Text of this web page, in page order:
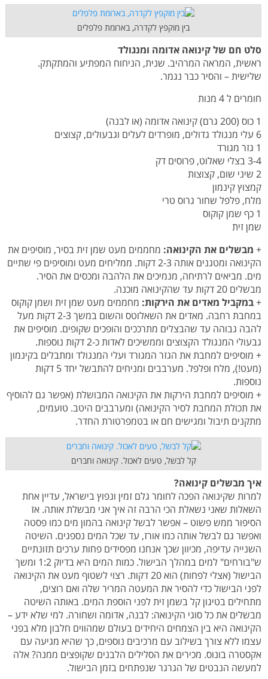
בין מוקפץ לקדרה, בארומת פלפלים
סלט חם של קינואה אדומה ומנגולד
ראשית, המראה המרהיב. שנית, הניחוח המפתיע והמתקתק.
שלישית – והסיר כבר נגמר.
חומרים ל 4 מנות
1 כוס (200 גרם) קינואה אדומה (או לבנה)
6 עלי מנגולד גדולים, מופרדים לעלים וגבעולים, קצוצים
1 גזר מגורד
3-4 בצלי שאלוט, פרוסים דק
2 שיני שום, קצוצות
קמצוץ קינמון
מלח, פלפל שחור גרוס טרי
1 כף שמן קוקוס
שמן זית
+ מבשלים את הקינואה: מחממים מעט שמן זית בסיר, מוסיפים את
הקינואה ומטגנים אותה 2-3 דקות. ממליחים מעט ומוסיפים פי שתיים
מים. מביאים לרתיחה, מנמיכים את הלהבה ומכסים את הסיר.
מבשלים 20 דקות עד שהקינואה מוכנה.
+במקביל מאדים את הירקות: מחממים מעט שמן זית ושמן קוקוס
במחבת רחבה. מאדים את השאלוטס והשום במשך 2-3 דקות מעל
להבה גבוהה עד שהבצלים מתרככים והופכים שקופים. מוסיפים את
גבעולי המנגולד הקצוצים וממשיכים לאדות כ-2 דקות נוספות.
+ מוסיפים למחבת את הגזר המגורד ועלי המנגולד ומתבלים בקינמון
(מעט!), מלח ופלפל. מערבבים ומניחים להתבשל יחד 5 דקות
נוספות.
+ מוסיפים למחבת הירקות את הקינואה המבושלת (אפשר גם להוסיף
את תכולת המחבת לסיר הקינואה) ומערבבים היטב. טועמים,
מתקנים תיבול ומגישים חם או בטמפרטורת החדר.
קל לבשל, טעים לאכול. קינואה וחברים
איך מבשלים קינואה?
למרות שקינואה הפכה לחומר גלם זמין ונפוץ בישראל, עדיין אחת
השאלות שאני נשאלת הכי הרבה זה איך אני מבשלת אותה. אז
הסיפור ממש פשוט – אפשר לבשל קינואה בהמון מים כמו פסטה
ואפשר גם לבשל אותה כמו אורז, עד שכל המים נספגים. השיטה
השנייה עדיפה, מכיוון שכך אנחנו מפסידים פחות ערכים תזונתיים
ש"בורחים" למים במהלך הבישול. כמות המים היא בדיוק 1:2 ומשך
הבישול (אצלי לפחות) הוא 20 דקות. רצוי לשטוף מעט את הקינואה
לפני הבישול כדי להסיר את המעטה המריר שלה ואם רוצים,
מתחילים בטיגון קל בשמן זית לפני הוספת המים. באותה השיטה
מבשלים את כל סוגי הקינואה: לבנה, אדומה ושחורה. למי שלא ידע –
הקינואה היא בין הצמחים היחידים בעולם שמהווים חלבון מלא בפני
עצמו ללא צורך בשילוב עם מרכיבים נוספים, כך שהיא מגיעה עם
אקסטרה בונוס. מכירים את הסלילים הלבנים שקופצים ממנה? אלה
למעשה הנבטים של הגרגר שנפתחים בזמן הבישול.